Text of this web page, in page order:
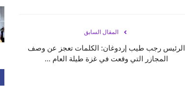
المقال السابق
الرئيس رجب طيب إردوغان: الكلمات تعجز عن وصف
المجازر التي وقعت في غزة طيلة العام ...